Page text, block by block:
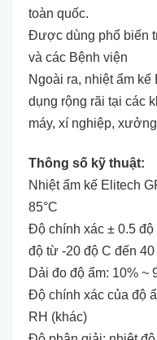
toàn quốc.
Được dùng phổ biến
và các Bệnh viện
Ngoài ra, nhiệt ẩm
dụng rộng rãi tại các
máy, xí nghiệp,
Thông số kỹ thuật:
Nhiệt ẩm kế Elitech
85°C
Độ chính xác ± 0.5
độ từ -20 độ C đến
Dải đo độ ẩm: 10% ~
Độ chính xác của độ
RH (khác)